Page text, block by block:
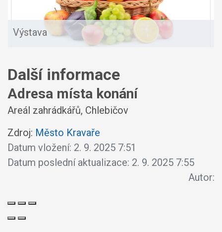
Výstava
Další informace
Adresa místa konání
Areál zahrádkářů, Chlebičov
Zdroj: Město Kravaře
Datum vložení: 2. 9. 2025 7:51
Datum poslední aktualizace: 2. 9. 2025 7:55
Autor: